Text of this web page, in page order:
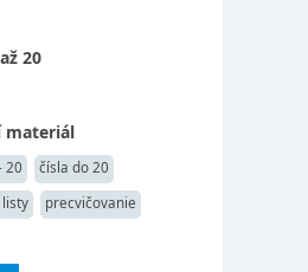
20
materiál
20
čísla do 20
listy
precvičovanie